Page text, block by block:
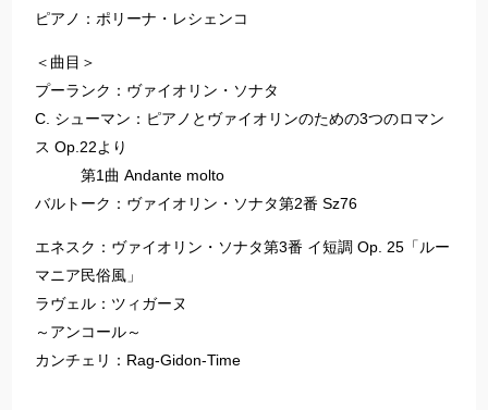
ピアノ：ポリーナ・レシェンコ
＜曲目＞
プーランク：ヴァイオリン・ソナタ
C. シューマン：ピアノとヴァイオリンのための3つのロマン
ス Op.22より
第1曲 Andante molto
バルトーク：ヴァイオリン・ソナタ第2番 Sz76
エネスク：ヴァイオリン・ソナタ第3番 イ短調 Op. 25「ルー
マニア民俗風」
ラヴェル：ツィガーヌ
～アンコール～
カンチェリ：Rag-Gidon-Time